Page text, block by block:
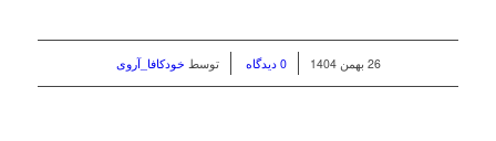
26 بهمن 1404
/ 0 دیدگاه توسط خودکافا_آر‌وی